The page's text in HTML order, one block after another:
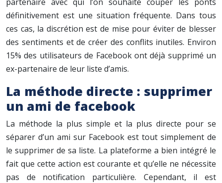
définitivement est une situation fréquente. Dans tous
ces cas, la discrétion est de mise pour éviter de blesser
des sentiments et de créer des conflits inutiles. Environ
15% des utilisateurs de Facebook ont déjà supprimé un
ex-partenaire de leur liste d’amis.
La méthode directe : supprimer
un ami de facebook
La méthode la plus simple et la plus directe pour se
séparer d’un ami sur Facebook est tout simplement de
le supprimer de sa liste. La plateforme a bien intégré le
fait que cette action est courante et qu’elle ne nécessite
pas de notification particulière. Cependant, il est